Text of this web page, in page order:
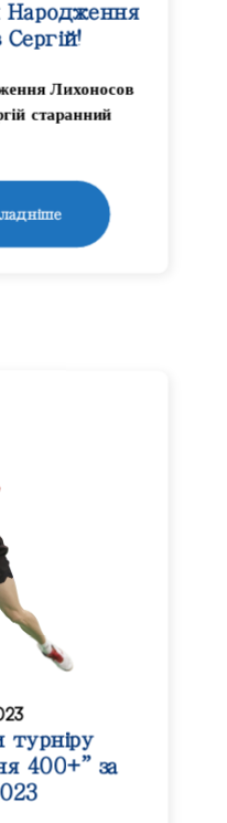
Народження
Лихоносов
старанний
турніру
400+” за